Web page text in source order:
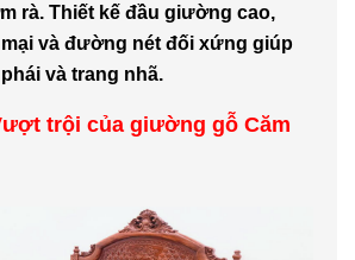
rà. Thiết kế đầu giường cao,
và đường nét đối xứng giúp
và trang nhã.
trội của giường gỗ Căm